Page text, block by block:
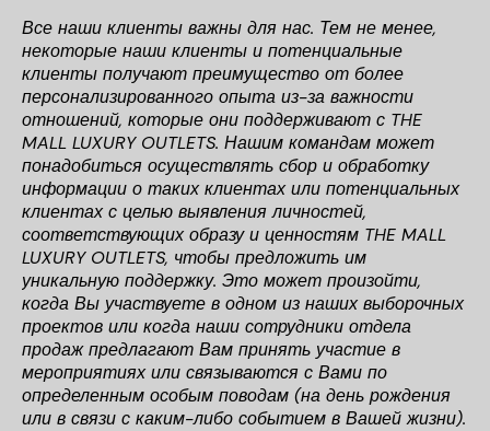
Все наши клиенты важны для нас. Тем не менее,
некоторые наши клиенты и потенциальные
клиенты получают преимущество от более
персонализированного опыта из-за важности
отношений, которые они поддерживают с THE
MALL LUXURY OUTLETS. Нашим командам может
понадобиться осуществлять сбор и обработку
информации о таких клиентах или потенциальных
клиентах с целью выявления личностей,
соответствующих образу и ценностям THE MALL
LUXURY OUTLETS, чтобы предложить им
уникальную поддержку. Это может произойти,
когда Вы участвуете в одном из наших выборочных
проектов или когда наши сотрудники отдела
продаж предлагают Вам принять участие в
мероприятиях или связываются с Вами по
определенным особым поводам (на день рождения
или в связи с каким-либо событием в Вашей жизни).